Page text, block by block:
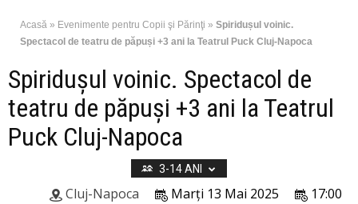
Acasă » Evenimente pentru Copii şi Părinţi » Spiridușul voinic.
Spectacol de teatru de păpuși +3 ani la Teatrul Puck Cluj-Napoca
Spiridușul voinic. Spectacol de
teatru de păpuși +3 ani la Teatrul
Puck Cluj-Napoca
3-14 ANI
17:00
Marți 13 Mai 2025
Cluj-Napoca